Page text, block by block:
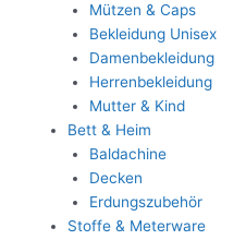
Mützen & Caps
Bekleidung Unisex
Damenbekleidung
Herrenbekleidung
Mutter & Kind
Bett & Heim
Baldachine
Decken
Erdungszubehör
Stoffe & Meterware